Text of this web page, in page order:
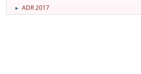
► ADR 2017